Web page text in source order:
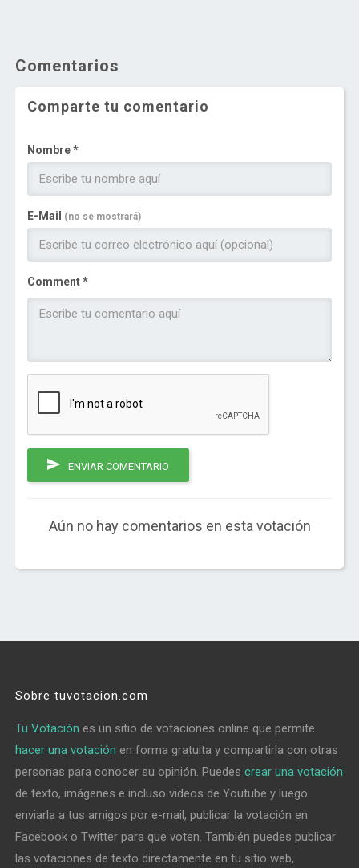
Comentarios
Comparte tu comentario
Nombre *
E-Mail (no se mostrará)
Comment *
ENVIAR COMENTARIO
Aún no hay comentarios en esta votación
Sobre tuvotacion.com
Tu Votación es un sitio de votaciones online que permite
hacer una votación en forma gratuita y compartirla con otras
personas para conocer su opinión. Puedescrear una votación
de texto, imágenes e incluso videos de Youtube y luego
enviarla a tus amigos por e-mail, publicar la votación en
Facebook o Twitter para que voten. También puedes publicar
las votaciones de texto directamente en tu sitio web,